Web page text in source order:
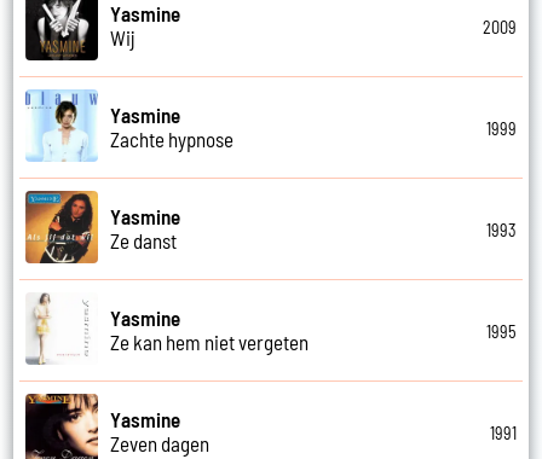
Yasmine
Wij
2009
Yasmine
Zachte hypnose
1999
Yasmine
Ze danst
1993
Yasmine
Ze kan hem niet vergeten
1995
Yasmine
Zeven dagen
1991